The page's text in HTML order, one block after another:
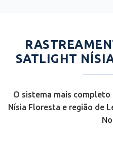
SATLIGHT
O sistema mais
Nísia Floresta e região de